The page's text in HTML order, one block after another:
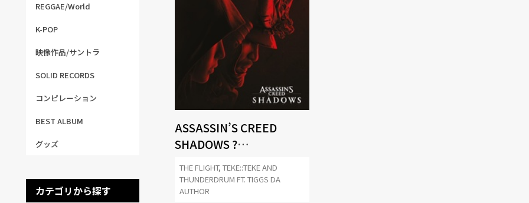
REGGAE/World
K-POP
映像作品/サントラ
SOLID RECORDS
コンピレーション
BEST ALBUM
グッズ
カテゴリから探す
ASSASSIN’S CREED
SHADOWS ?
COLLECTION (IMPORT
4LP)
THE FLIGHT, TEKE::TEKE AND
THUNDERDRUM FT. TIGGS DA
AUTHOR